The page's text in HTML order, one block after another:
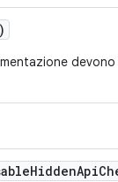
HiddenApi